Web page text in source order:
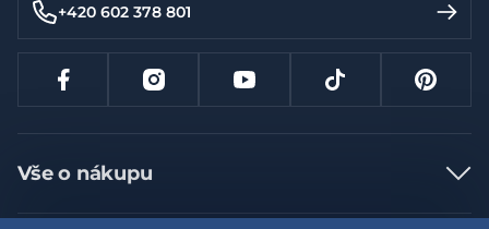
+420 602 378 801
Vše o nákupu
Jak nakupovat